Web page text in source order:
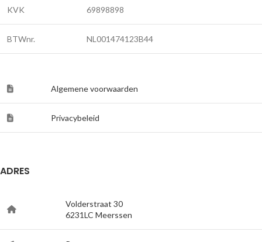
KVK 69898898
BTWnr. NL001474123B44
Algemene voorwaarden
Privacybeleid
ADRES
Volderstraat 30
6231LC Meerssen